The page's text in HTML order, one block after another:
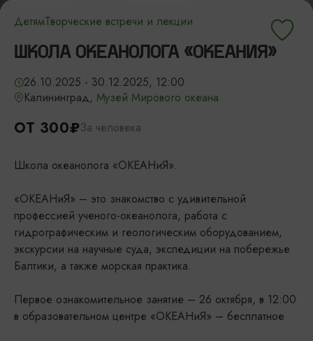
ДетямТворческие встречи и лекции
ШКОЛА ОКЕАНОЛОГА «ОКЕАНИЯ»
26.10.2025 - 30.12.2025, 12:00
Калининград, Музей Мирового океана
ОТ 300₽За человека
Школа океанолога «ОКЕАНиЯ».
«ОКЕАНиЯ» – это знакомство с удивительной
профессией ученого-океанолога, работа с
гидрографическим и геологическим оборудованием,
экскурсии на научные суда, экспедиции на побережье
Балтики, а также морская практика.
Первое ознакомительное занятие – 26 октября, в 12:00
в образовательном центре «ОКЕАНиЯ» – бесплатное